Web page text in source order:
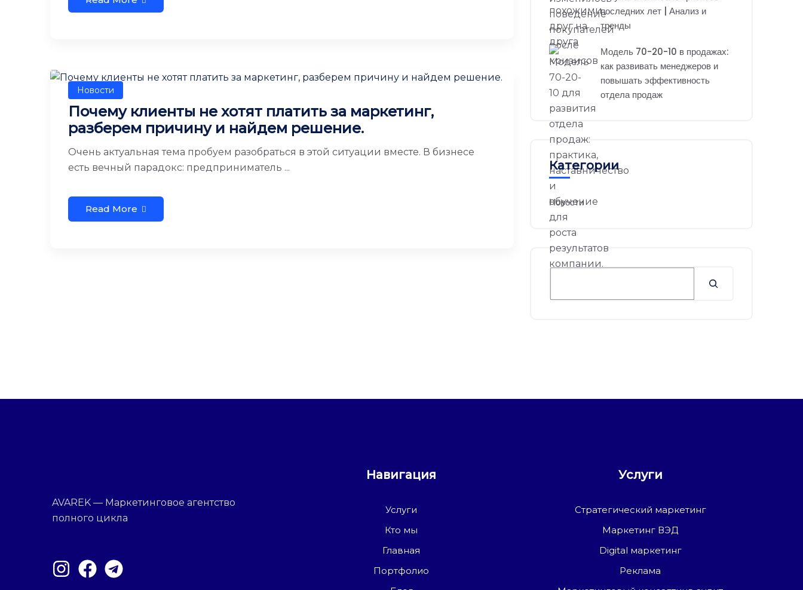
Новости
Почему клиенты не хотят платить за маркетинг,
разберем причину и найдем решение.
Очень актуальная тема пробуем разобраться в этой ситуации вместе. В бизнесе
есть вечный парадокс: предприниматель ...
Read More
последних лет | Анализ и
тренды
Модель 70-20-10 в продажах:
как развивать менеджеров и
повышать эффективность
отдела продаж
Категории
Новости
AVAREK — Маркетинговое агентство
полного цикла
Навигация
Услуги
Кто мы
Главная
Портфолио
Услуги
Стратегический маркетинг
Маркетинг ВЭД
Digital маркетинг
Реклама